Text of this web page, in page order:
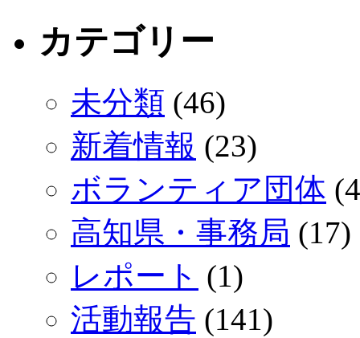
カテゴリー
未分類 (46)
新着情報 (23)
ボランティア団体
高知県・事務局 (17)
レポート (1)
活動報告 (141)